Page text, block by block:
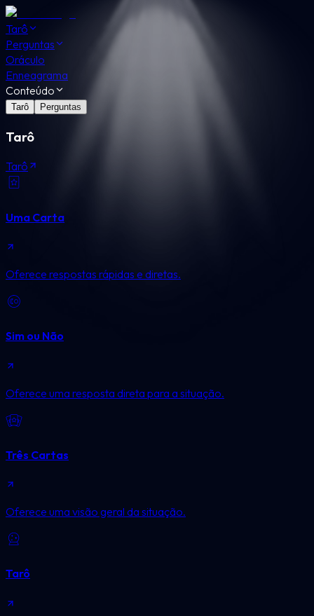
Tarô
Perguntas
Oráculo
Enneagrama
Conteúdo
Tarô Perguntas
Tarô
Tarô
Uma Carta
Oferece respostas rápidas e diretas.
Sim ou Não
Oferece uma resposta direta para a situação.
Três Cartas
Oferece uma visão geral da situação.
Tarô